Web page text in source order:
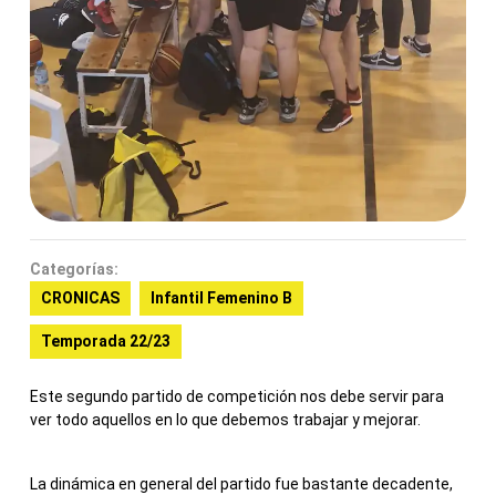
Categorías:
CRONICAS
Infantil Femenino B
Temporada 22/23
Este segundo partido de competición nos debe servir para
ver todo aquellos en lo que debemos trabajar y mejorar.
La dinámica en general del partido fue bastante decadente,